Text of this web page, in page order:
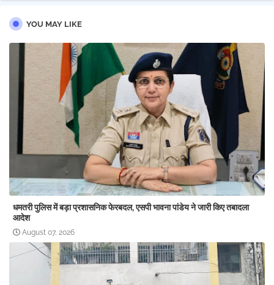
YOU MAY LIKE
धमतरी पुलिस में बड़ा प्रशासनिक फेरबदल, एसपी भावना पांडेय ने जारी किए तबादला
आदेश
August 07, 2026